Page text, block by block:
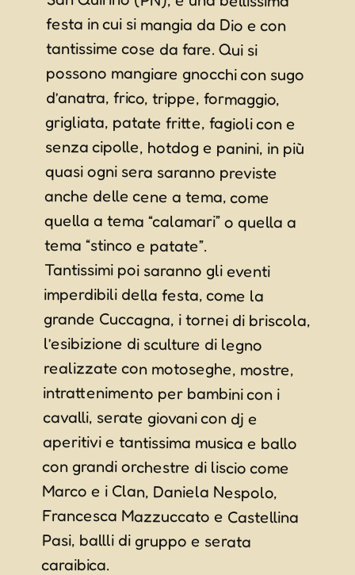
tema “stinco e patate”.
Tantissimi poi saranno gli eventi
imperdibili della festa, come la
grande Cuccagna, i tornei di briscola,
l’esibizione di sculture di legno
realizzate con motoseghe, mostre,
intrattenimento per bambini con i
cavalli, serate giovani con dj e
aperitivi e tantissima musica e ballo
con grandi orchestre di liscio come
Marco e i Clan, Daniela Nespolo,
Francesca Mazzuccato e Castellina
Pasi, ballli di gruppo e serata
caraibica.